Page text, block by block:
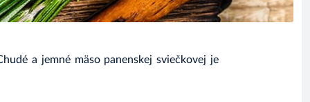
a jemné mäso panenskej sviečkovej je